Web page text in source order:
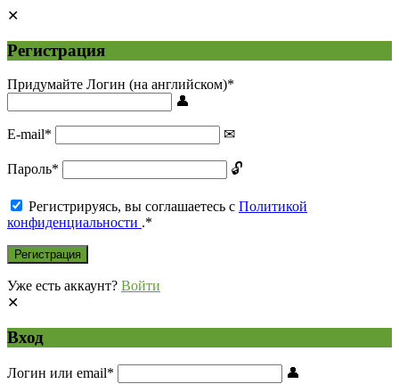
Регистрация
Придумайте Логин (на английском)*
E-mail*
Пароль*
Регистрируясь, вы соглашаетесь с Политикой
конфиденциальности .*
Уже есть аккаунт? Войти
Вход
Логин или email*